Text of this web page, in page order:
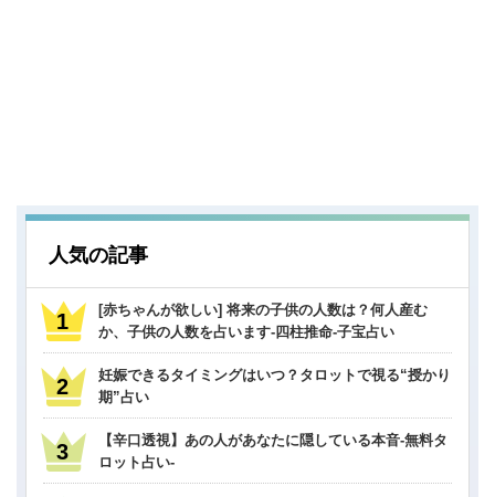
人気の記事
[赤ちゃんが欲しい] 将来の子供の人数は？何人産む
か、子供の人数を占います-四柱推命-子宝占い
妊娠できるタイミングはいつ？タロットで視る“授かり
期”占い
【辛口透視】あの人があなたに隠している本音-無料タ
ロット占い-